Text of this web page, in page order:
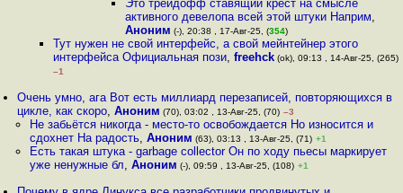
Это трейдофф ставящий крест на смысле
активного девелопа всей этой штуки Наприм,
Аноним (-), 20:38 , 17-Авг-25, (354)
Тут нужен не свой интерфейс, а свой мейнтейнер этого
интерфейса Официальная пози,freehck (ok), 09:13 , 14-Авг-25, (265)
–1
Очень умно, ага Вот есть миллиард перезаписей, повторяющихся в
цикле, как скоро,Аноним (70), 03:02 , 13-Авг-25, (70) –3
Не забьётся никогда - место-то освобождается Но износится и
сдохнет На радость, Аноним (63), 03:13 , 13-Авг-25, (71) +1
Есть такая штука - garbage collector Он по ходу пьесы маркирует
уже ненужные бл, Аноним (-), 09:59 , 13-Авг-25, (108) +1